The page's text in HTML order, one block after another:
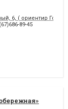
6, ( ориентир
89-45